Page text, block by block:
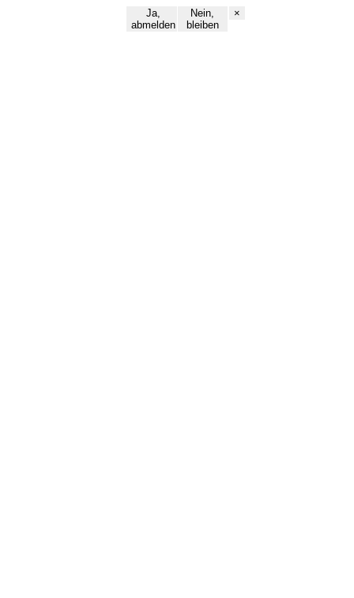
Ja,
abmelden
Nein,
bleiben
×